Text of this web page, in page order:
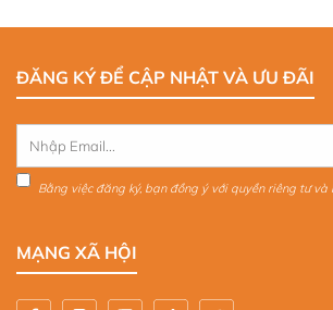
ĐĂNG KÝ ĐỂ CẬP NHẬT VÀ ƯU ĐÃI
Bằng việc đăng ký, bạn đồng ý với quyền riêng tư và
MẠNG XÃ HỘI